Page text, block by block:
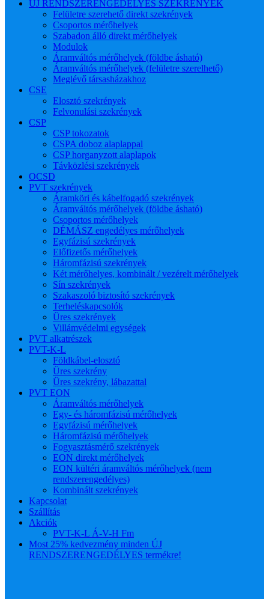
ÚJ RENDSZERENGEDÉLYES SZEKRÉNYEK
Felületre szerehető direkt szekrények
Csoportos mérőhelyek
Szabadon álló direkt mérőhelyek
Modulok
Áramváltós mérőhelyek (földbe ásható)
Áramváltós mérőhelyek (felületre szerelhető)
Meglévő társasházakhoz
CSE
Elosztó szekrények
Felvonulási szekrények
CSP
CSP tokozatok
CSPA doboz alaplappal
CSP horganyzott alaplapok
Távközlési szekrények
OCSD
PVT szekrények
Áramköri és kábelfogadó szekrények
Áramváltós mérőhelyek (földbe ásható)
Csoportos mérőhelyek
DÉMÁSZ engedélyes mérőhelyek
Egyfázisú szekrények
Előfizetős mérőhelyek
Háromfázisú szekrények
Két mérőhelyes, kombinált / vezérelt mérőhelyek
Sín szekrények
Szakaszoló biztosító szekrények
Terheléskapcsolók
Üres szekrények
Villámvédelmi egységek
PVT alkatrészek
PVT-K-L
Földkábel-elosztó
Üres szekrény
Üres szekrény, lábazattal
PVT EON
Áramváltós mérőhelyek
Egy- és háromfázisú mérőhelyek
Egyfázisú mérőhelyek
Háromfázisú mérőhelyek
Fogyasztásmérő szekrények
EON direkt mérőhelyek
EON kültéri áramváltós mérőhelyek (nem
rendszerengedélyes)
Kombinált szekrények
Kapcsolat
Szállítás
Akciók
PVT-K-L Á-V-H Fm
Most 25% kedvezmény minden ÚJ
RENDSZERENGEDÉLYES termékre!